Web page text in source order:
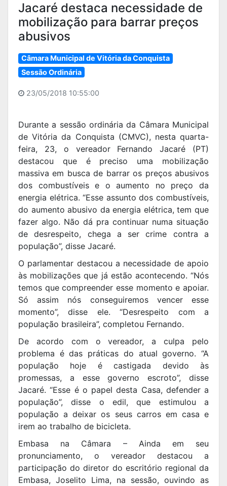
Jacaré destaca necessidade de
mobilização para barrar preços
abusivos
Câmara Municipal de Vitória da Conquista
Sessão Ordinária
23/05/2018 10:55:00
Durante a sessão ordinária da Câmara Municipal
de Vitória da Conquista (CMVC), nesta quarta-
feira, 23, o vereador Fernando Jacaré (PT)
destacou que é preciso uma mobilização
massiva em busca de barrar os preços abusivos
dos combustíveis e o aumento no preço da
energia elétrica. “Esse assunto dos combustíveis,
do aumento abusivo da energia elétrica, tem que
fazer algo. Não dá pra continuar numa situação
de desrespeito, chega a ser crime contra a
população”, disse Jacaré.
O parlamentar destacou a necessidade de apoio
às mobilizações que já estão acontecendo. “Nós
temos que compreender esse momento e apoiar.
Só assim nós conseguiremos vencer esse
momento”, disse ele. “Desrespeito com a
população brasileira”, completou Fernando.
De acordo com o vereador, a culpa pelo
problema é das práticas do atual governo. “A
população hoje é castigada devido às
promessas, a esse governo escroto”, disse
Jacaré. “Esse é o papel desta Casa, defender a
população”, disse o edil, que estimulou a
população a deixar os seus carros em casa e
irem ao trabalho de bicicleta.
Embasa na Câmara – Ainda em seu
pronunciamento, o vereador destacou a
participação do diretor do escritório regional da
Embasa, Joselito Lima, na sessão, ouvindo as